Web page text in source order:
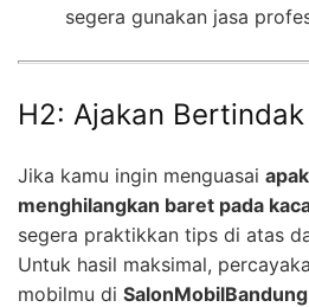
segera gunakan jasa
H2: Ajakan Bertindak
Jika kamu ingin menguasai
menghilangkan baret pada
segera praktikkan tips di atas
Untuk hasil maksimal,
mobilmu di